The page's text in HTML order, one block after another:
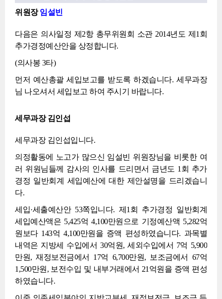
위원장임설빈
다음은 의사일정 제2항 총무위원회 소관 2014년도 제1회
추가경정예산안을 상정합니다.
(의사봉 3타)
먼저 예산총괄 세입보고를 받도록 하겠습니다. 세무과장
님 나오셔서 세입보고 하여 주시기 바랍니다.
세무과장 김인섭
세무과장 김인섭입니다.
의정활동에 노고가 많으신 임설빈 위원장님을 비롯한 여
러 위원님들께 감사의 인사를 드리면서 금년도 1회 추가
경정 일반회계 세입예산에 대한 제안설명을 드리겠습니
다.
세입·세출예산안 53쪽입니다. 제1회 추가경정 일반회계
세입예산액은 5,425억 4,100만원으로 기정예산액 5,282억
원보다 143억 4,100만원을 증액 편성하였습니다. 과목별
내역은 지방세 수입에서 30억원, 세외수입에서 7억 5,900
만원, 재정보전금에서 17억 6,700만원, 보조금에서 67억
1,500만원, 보전수입 및 내부거래에서 21억원을 증액 편성
하였습니다.